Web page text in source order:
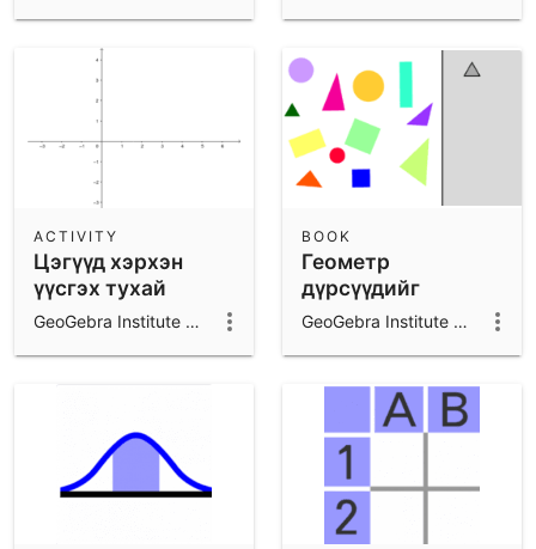
Цэгүүд хэрхэн
үүсгэх тухай
ACTIVITY
GeoGebra Institute of Mongolia
Геометр
дүрсүүдийг
ангилах
BOOK
GeoGebra Institute of Mongolia